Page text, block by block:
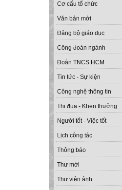
Cơ cấu tổ chức
Văn bản mới
Đảng bộ giáo dục
Công đoàn ngành
Đoàn TNCS HCM
Tin tức - Sự kiện
Công nghệ thông tin
Thi đua - Khen thưởng
Người tốt - Việc tốt
Lịch công tác
Thông báo
Thư mời
Thư viện ảnh